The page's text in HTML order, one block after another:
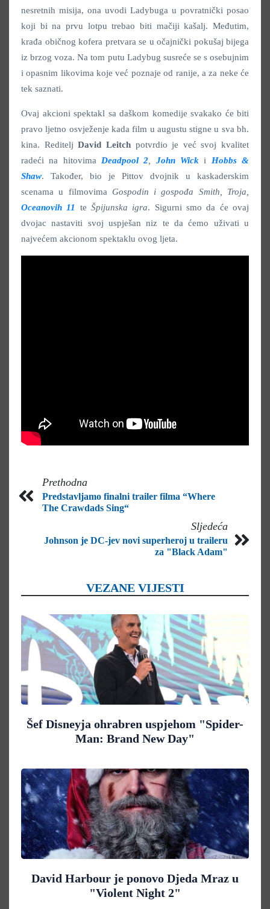
nesretnih misija, ona uvodi Ladybuga u povratnički posao
koji bi na prvu lotpu trebao biti mačiji kašalj. Međutim,
krađa običnog kofera pretvara se u očajnički pokušaj bijega
iz brzog voza. Na tom putu Ladybug susreće se s osebujnim
i opasnim likovima koje već poznaje od ranije, a za neke će
tek saznati.
Ovaj akcioni spektakl sa daškom komedije svakako će biti
pravo ljetno osvježenje kada film u augustu stigne u sva bh.
kina. RediteljDavid Leitchpotvrdio je već svoj kvalitet
radeći na hitovima Deadpool 2 John Wick i Hobbs &
Shaw. Također, bio je Pittov dvojnik u kaskaderskim
scenama u filmovima Gospodin i gospođa Smith, Troja,
Oceanovih 11
teŠpijunska igra. Sigurni smo da će ovaj
dvojac nastaviti svoj uspješan niz te da ćemo uživati u
najvećem akcionom spektaklu ovog ljeta.
Prethodna
Predstavljamo finalni trailer filma “Where
The Crawdads Sing“
Sljedeća
Johnson je DC-jev novi superheroj u traileru
za "Black Adam"
VEZANE VIJESTI
Šef Disneyja ohrabren uspjehom "Spider-
Man: Brand New Day"
David Harbour je ponovo Djeda Mraz u
"Violent Night 2"